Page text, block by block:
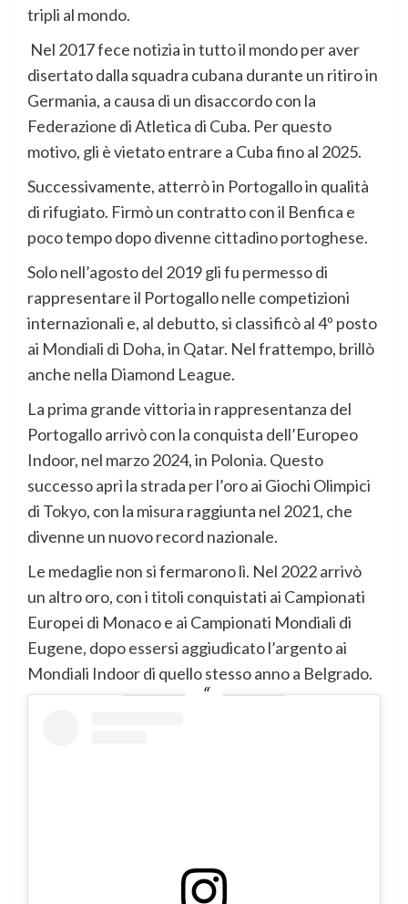
tripli al mondo.
Nel 2017 fece notizia in tutto il mondo per aver
disertato dalla squadra cubana durante un ritiro in
Germania, a causa di un disaccordo con la
Federazione di Atletica di Cuba. Per questo
motivo, gli è vietato entrare a Cuba fino al 2025.
Successivamente, atterrò in Portogallo in qualità
di rifugiato. Firmò un contratto con il Benfica e
poco tempo dopo divenne cittadino portoghese.
Solo nell’agosto del 2019 gli fu permesso di
rappresentare il Portogallo nelle competizioni
internazionali e, al debutto, si classificò al 4º posto
ai Mondiali di Doha, in Qatar. Nel frattempo, brillò
anche nella Diamond League.
La prima grande vittoria in rappresentanza del
Portogallo arrivò con la conquista dell’Europeo
Indoor, nel marzo 2024, in Polonia. Questo
successo aprì la strada per l’oro ai Giochi Olimpici
di Tokyo, con la misura raggiunta nel 2021, che
divenne un nuovo record nazionale.
Le medaglie non si fermarono lì. Nel 2022 arrivò
un altro oro, con i titoli conquistati ai Campionati
Europei di Monaco e ai Campionati Mondiali di
Eugene, dopo essersi aggiudicato l’argento ai
Mondiali Indoor di quello stesso anno a Belgrado.